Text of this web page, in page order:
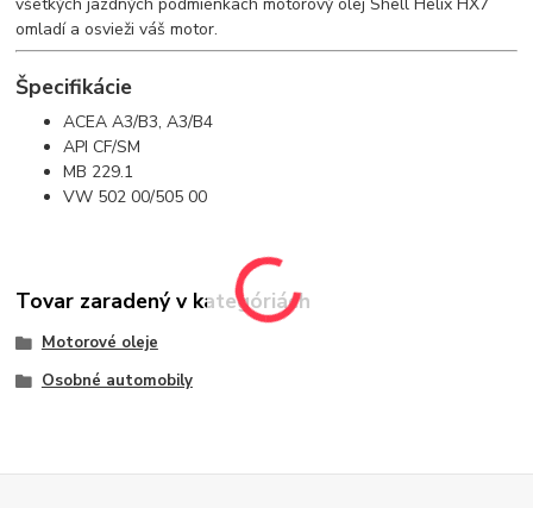
omladí a osvieži váš motor.
Špecifikácie
ACEA A3/B3, A3/B4
API CF/SM
MB 229.1
VW 502 00/505 00
Tovar zaradený v kategóriách
Motorové oleje
Osobné automobily